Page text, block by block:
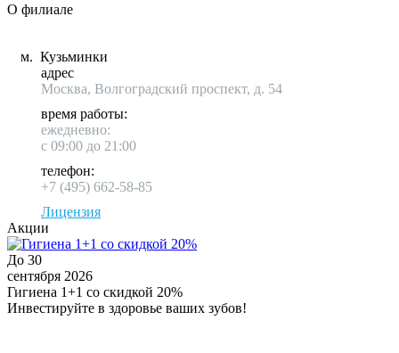
О филиале
м. Кузьминки
адрес
Москва, Волгоградский проспект, д. 54
время работы:
ежедневно:
с 09:00 до 21:00
телефон:
+7 (495) 662-58-85
Лицензия
Акции
До 30
сентября 2026
Гигиена 1+1 со скидкой 20%
Инвестируйте в здоровье ваших зубов!